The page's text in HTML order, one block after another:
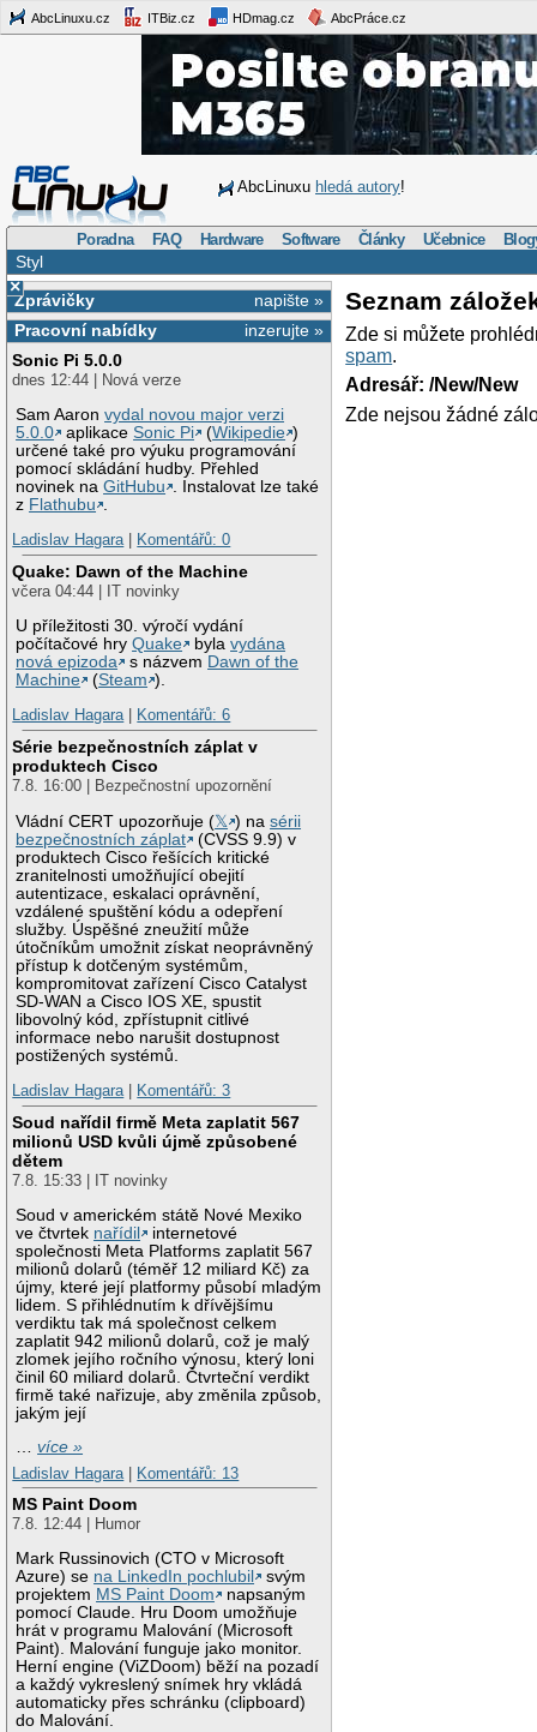
AbcLinuxu.cz ITBiz.cz HDmag.cz AbcPráce.cz
AbcLinuxu hledá autory!
Poradna FAQ Hardware Software Články Učebnice
Styl
×
napište »
Zprávičky
inzerujte »
Pracovní nabídky
Sonic Pi 5.0.0
dnes 12:44 | Nová verze
Sam Aaronvydal novou major verzi
5.0.0
aplikaceSonic Pi (Wikipedie )
určené také pro výuku programování
pomocí skládání hudby. Přehled
novinek naGitHubu
. Instalovat lze také
z Flathubu
Ladislav Hagara| Komentářů: 0
Quake: Dawn of the Machine
včera 04:44 | IT novinky
U příležitosti 30. výročí vydání
počítačové hryQuake bylavydána
nová epizoda
s názvem Dawn of the
Machine
(Steam ).
Ladislav Hagara| Komentářů: 6
Série bezpečnostních záplat v
produktech Cisco
7.8. 16:00 | Bezpečnostní upozornění
Vládní CERT upozorňuje (𝕏 ) nasérii
bezpečnostních záplat
(CVSS 9.9) v
produktech Cisco řešících kritické
zranitelnosti umožňující obejití
autentizace, eskalaci oprávnění,
vzdálené spuštění kódu a odepření
služby. Úspěšné zneužití může
útočníkům umožnit získat neoprávněný
přístup k dotčeným systémům,
kompromitovat zařízení Cisco Catalyst
SD-WAN a Cisco IOS XE, spustit
libovolný kód, zpřístupnit citlivé
informace nebo narušit dostupnost
postižených systémů.
Ladislav Hagara| Komentářů: 3
Soud nařídil firmě Meta zaplatit 567
milionů USD kvůli újmě způsobené
dětem
7.8. 15:33 | IT novinky
Soud v americkém státě Nové Mexiko
ve čtvrtek nařídil
internetové
společnosti Meta Platforms zaplatit 567
milionů dolarů (téměř 12 miliard Kč) za
újmy, které její platformy působí mladým
lidem. S přihlédnutím k dřívějšímu
verdiktu tak má společnost celkem
zaplatit 942 milionů dolarů, což je malý
zlomek jejího ročního výnosu, který loni
činil 60 miliard dolarů. Čtvrteční verdikt
firmě také nařizuje, aby změnila způsob,
jakým její
…více »
Ladislav Hagara
Komentářů: 13
MS Paint Doom
7.8. 12:44 | Humor
Mark Russinovich (CTO v Microsoft
Azure) se na LinkedIn pochlubil
svým
projektem MS Paint Doom
napsaným
pomocí Claude. Hru Doom umožňuje
hrát v programu Malování (Microsoft
Paint). Malování funguje jako monitor.
Herní engine (ViZDoom) běží na pozadí
a každý vykreslený snímek hry vkládá
automaticky přes schránku (clipboard)
do Malování.
Seznam
Zde si můžete
spam.
Adresář: /New/New
Zde nejsou žádné